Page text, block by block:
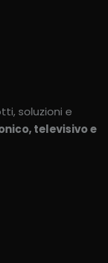
soluzioni e
televisivo e